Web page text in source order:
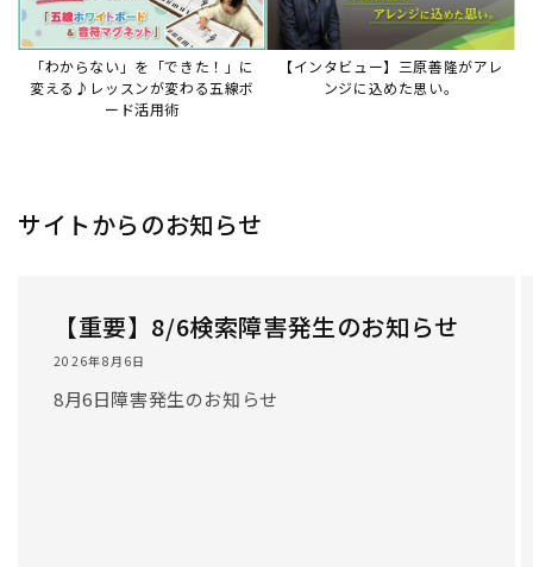
「わからない」を「できた！」に
変える♪レッスンが変わる五線ボ
ード活用術
【インタビュー】三原善隆がアレ
ンジに込めた思い。
サイトからのお知らせ
【重要】8/6検索障害発生のお知らせ
2026年8月6日
8月6日障害発生のお知らせ